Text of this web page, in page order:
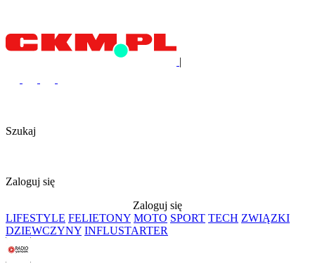
|
Szukaj
Zaloguj się
Zaloguj się
LIFESTYLE FELIETONY MOTO SPORT TECH ZWIĄZKI
DZIEWCZYNY INFLUSTARTER